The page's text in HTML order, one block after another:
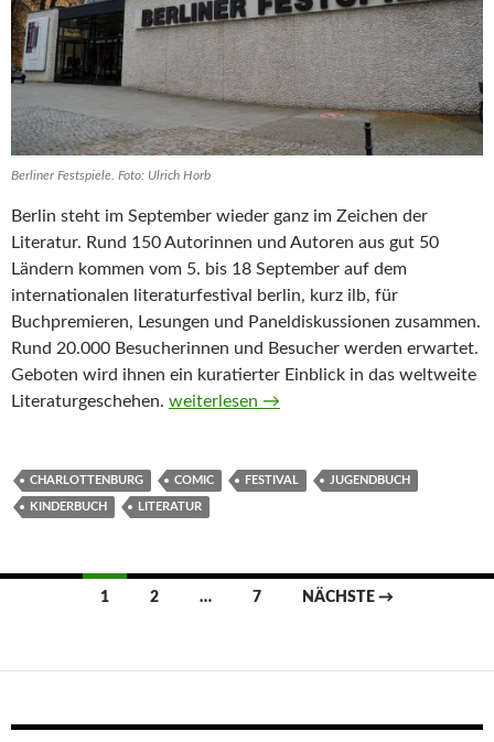
Berliner Festspiele. Foto: Ulrich Horb
Berlin steht im September wieder ganz im Zeichen der
Literatur. Rund 150 Autorinnen und Autoren aus gut 50
Ländern kommen vom 5. bis 18 September auf dem
internationalen literaturfestival berlin, kurz ilb, für
Buchpremieren, Lesungen und Paneldiskussionen zusammen.
Rund 20.000 Besucherinnen und Besucher werden erwartet.
Geboten wird ihnen ein kuratierter Einblick in das weltweite
Literaturgeschehen. Internationales Literaturfestival in Berlin
weiterlesen →
CHARLOTTENBURG COMIC FESTIVAL JUGENDBUCH
KINDERBUCH LITERATUR
Beitragsnavigation
1 2 … 7 NÄCHSTE →